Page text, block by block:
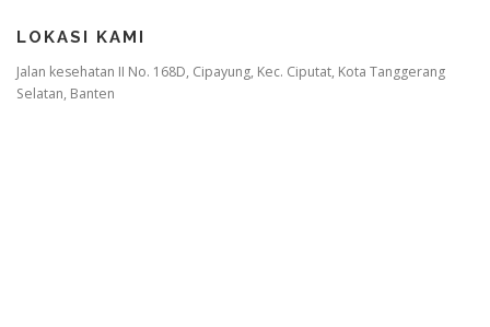
LOKASI KAMI
Jalan kesehatan II No. 168D, Cipayung, Kec. Ciputat, Kota Tanggerang
Selatan, Banten